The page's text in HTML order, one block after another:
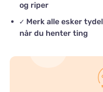
og riper
✓ Merk alle esker
når du henter ting